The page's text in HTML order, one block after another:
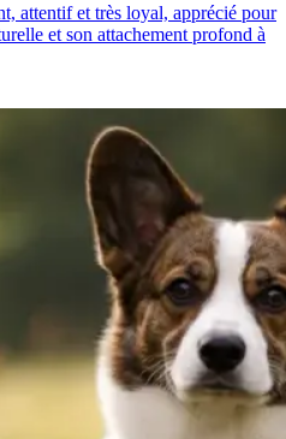
attentif et très loyal, apprécié pour
et son attachement profond à